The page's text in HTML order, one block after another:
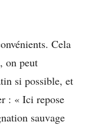
Cela
on peut
si possible, et
: « Ici repose
sauvage